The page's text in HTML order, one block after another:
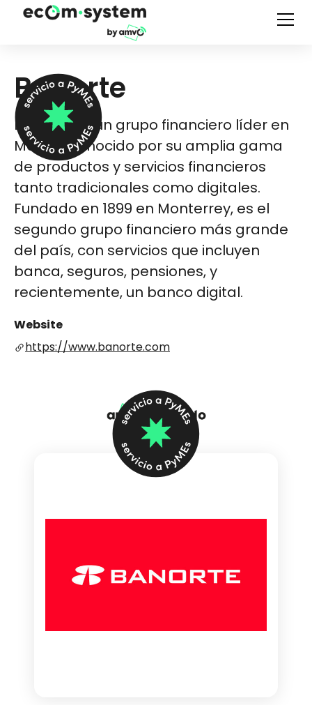
Banorte
Banorte es un grupo financiero líder en
México, conocido por su amplia gama
de productos y servicios financieros
tanto tradicionales como digitales.
Fundado en 1899 en Monterrey, es el
segundo grupo financiero más grande
del país, con servicios que incluyen
banca, seguros, pensiones, y
recientemente, un banco digital​.
Website
https://www.banorte.com